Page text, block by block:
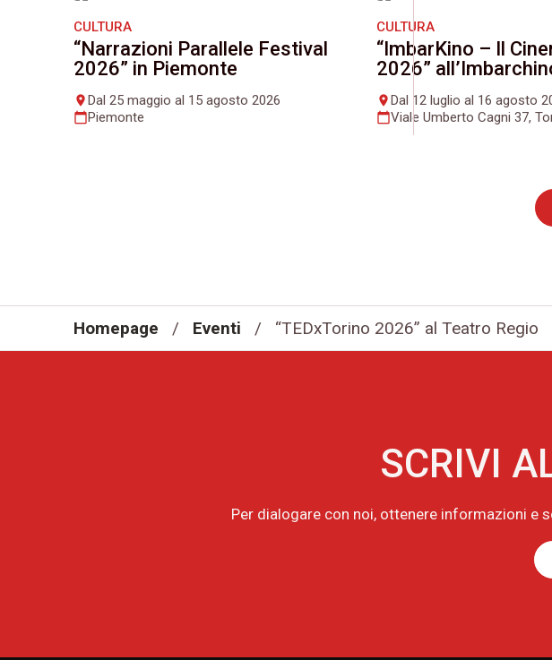
CULTURA
“Narrazioni Parallele Festival
2026” in Piemonte
placeDal 25 maggio al 15 agosto 2026
calendar_todayPiemonte
CULTURA
“ImbarKino – Il
2026”
place Dal 12 luglio al 16 agosto
calendar_todayViale Umberto Cagni 37,
Homepage / Eventi / “TEDxTorino 2026” al Teatro Regio
SCRIVI
Per dialogare con noi, ottenere informazioni e